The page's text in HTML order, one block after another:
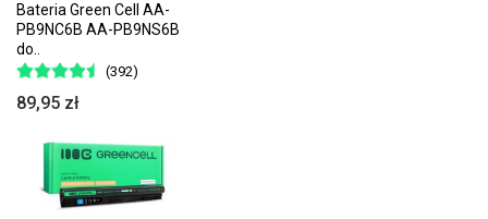
Bateria Green Cell AA-
PB9NC6B AA-PB9NS6B
do..
(392)
89,95 zł